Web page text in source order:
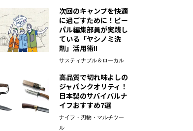
次回のキャンプを快適
に過ごすために！ビー
パル編集部員が実践し
ている「ヤシノミ洗
剤」活用術!!
サスティナブル＆ローカル
高品質で切れ味よしの
ジャパンクオリティ！
日本製のサバイバルナ
イフおすすめ7選
ナイフ・刃物・マルチツー
ル